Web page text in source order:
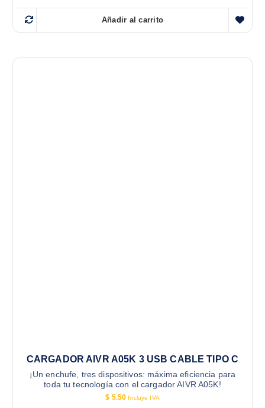
Añadir al carrito
CARGADOR AIVR A05K 3 USB CABLE TIPO C
¡Un enchufe, tres dispositivos: máxima eficiencia para
toda tu tecnología con el cargador AIVR A05K!
$ 5.50 Incluye IVA